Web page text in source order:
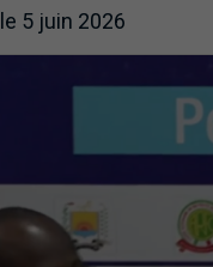
5 juin 2026